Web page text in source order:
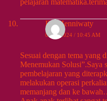
pelajaran
Evi Henniwaty
09/13/2024 / 10:45 AM
Sesuai dengan tema yang
Menemukan Solusi”.Saya
pembelajaran yang
melakukan operasi
memanjang dan ke